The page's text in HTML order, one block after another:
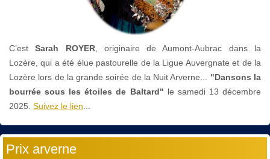
C’estSarah ROYER, originaire de Aumont-Aubrac dans la
Lozère, qui a été élue pastourelle de la Ligue Auvergnate et de la
Lozère lors de la grande soirée de la Nuit Arverne... "Dansons la
bourrée sous les étoiles de Baltard" le samedi 13 décembre
2025. Suivez le lien...
Prix arverne